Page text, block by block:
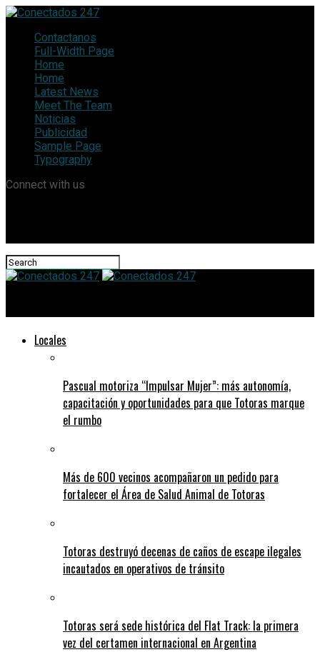
Contactanos
Full-Width Page
Home
Home
Latest News
Meet The Team
Noticias
Publicidad
Sample Page
Typography
Connect with us
Locales
Pascual motoriza “Impulsar Mujer”: más autonomía,
capacitación y oportunidades para que Totoras marque
el rumbo
Más de 600 vecinos acompañaron un pedido para
fortalecer el Área de Salud Animal de Totoras
Totoras destruyó decenas de caños de escape ilegales
incautados en operativos de tránsito
Totoras será sede histórica del Flat Track: la primera
vez del certamen internacional en Argentina